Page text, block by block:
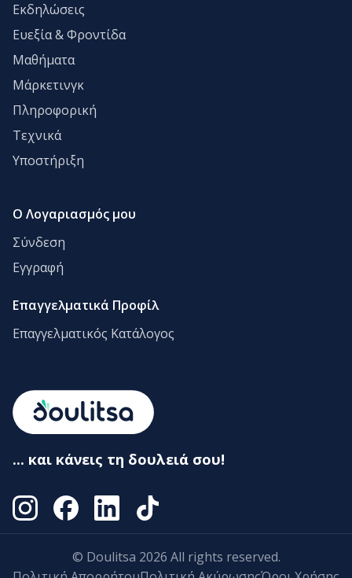
Εκδηλώσεις
Ευεξία & Φροντίδα
Μαθήματα
Μάρκετινγκ
Πληροφορική
Τεχνικά
Υποστήριξη
Ο Λογαριασμός μου
Σύνδεση
Εγγραφή
Επαγγελματικά Προφίλ
Επαγγελματικός Κατάλογος
... και κάνεις τη δουλειά σου!
© Doulitsa 2026 All rights reserved.